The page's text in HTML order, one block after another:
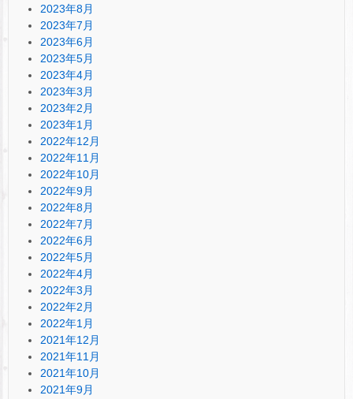
2023年8月
2023年7月
2023年6月
2023年5月
2023年4月
2023年3月
2023年2月
2023年1月
2022年12月
2022年11月
2022年10月
2022年9月
2022年8月
2022年7月
2022年6月
2022年5月
2022年4月
2022年3月
2022年2月
2022年1月
2021年12月
2021年11月
2021年10月
2021年9月